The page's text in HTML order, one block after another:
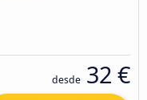
desde 32 €